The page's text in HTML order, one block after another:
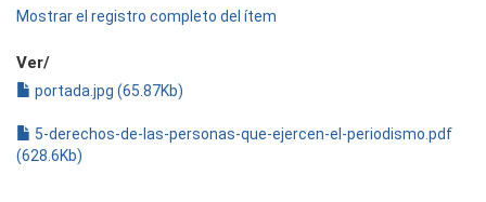
Mostrar el registro completo del ítem
Ver/
portada.jpg (65.87Kb)
5-derechos-de-las-personas-que-ejercen-el-periodismo.pdf
(628.6Kb)